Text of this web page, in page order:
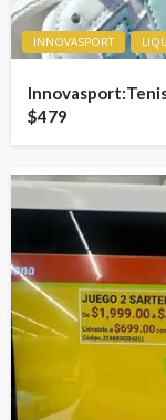
INNOVASPORT
$479